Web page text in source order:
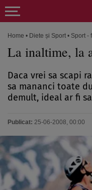
Home • Diete și Sport • Sport -
La inaltime, la
Daca vrei sa scapi
sa mananci toate
demult, ideal ar fi
Publicat: 25-06-2008, 00:00